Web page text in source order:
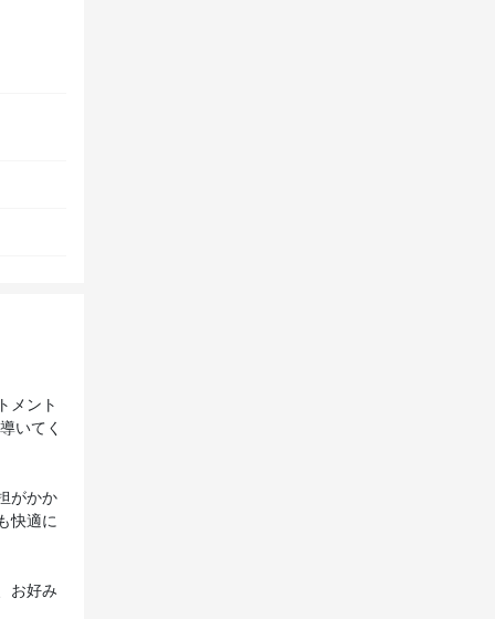
メント
いてく
がかか
快適に
お好み